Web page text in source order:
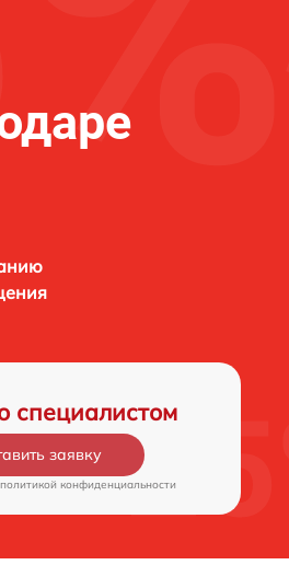
специалистом
заявку
политикой конфиденциальности